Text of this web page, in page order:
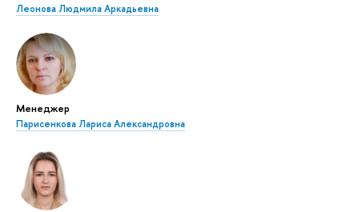
Леонова Людмила Аркадьевна
Менеджер
Парисенкова Лариса Александровна